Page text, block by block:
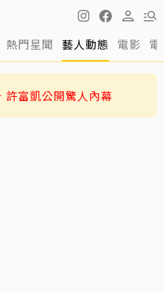
熱門星聞 藝人動態 電影
許富凱公開驚人內幕